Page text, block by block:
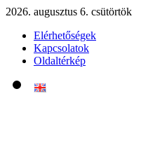
2026. augusztus 6. csütörtök
Elérhetőségek
Kapcsolatok
Oldaltérkép